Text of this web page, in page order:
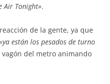
Air Tonight».
de la gente, ya que
están los pesados de turno
del metro animando